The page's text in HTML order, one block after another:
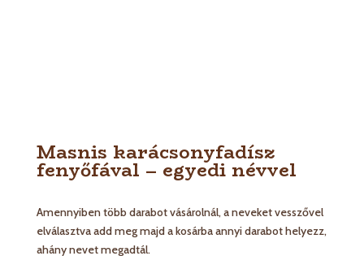
Masnis karácsonyfadísz
fenyőfával – egyedi névvel
Amennyiben több darabot vásárolnál, a neveket vesszővel
elválasztva add meg majd a kosárba annyi darabot helyezz,
ahány nevet megadtál.